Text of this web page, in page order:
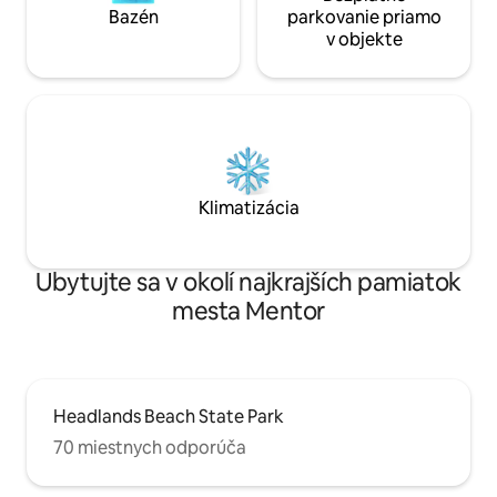
Bazén
parkovanie priamo
v objekte
Klimatizácia
Ubytujte sa v okolí najkrajších pamiatok
mesta Mentor
Headlands Beach State Park
70 miestnych odporúča